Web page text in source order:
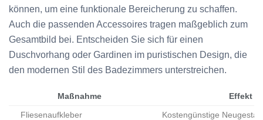
können, um eine funktionale Bereicherung zu schaffen.
Auch die passenden Accessoires tragen maßgeblich zum
Gesamtbild bei. Entscheiden Sie sich für einen
Duschvorhang oder Gardinen im puristischen Design, die
den modernen Stil des Badezimmers unterstreichen.
Maßnahme Effekt
Fliesenaufkleber Kostengünstige